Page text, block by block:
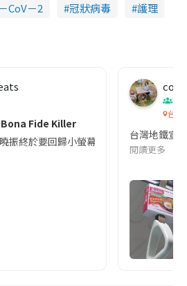
CoV－2 冠狀病毒 護理
Bona Fide Killer
振終於要回歸小螢幕啦!這次的劇本改編
co
吹
台灣
台灣地鐵宣
閱讀更多